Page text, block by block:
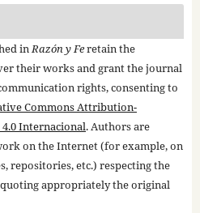
inRazón y Feretain the
their works and grant the journal
rights, consenting to
Commons Attribution-
Internacional. Authors are
on the Internet (for example, on
repositories, etc.) respecting the
appropriately the original